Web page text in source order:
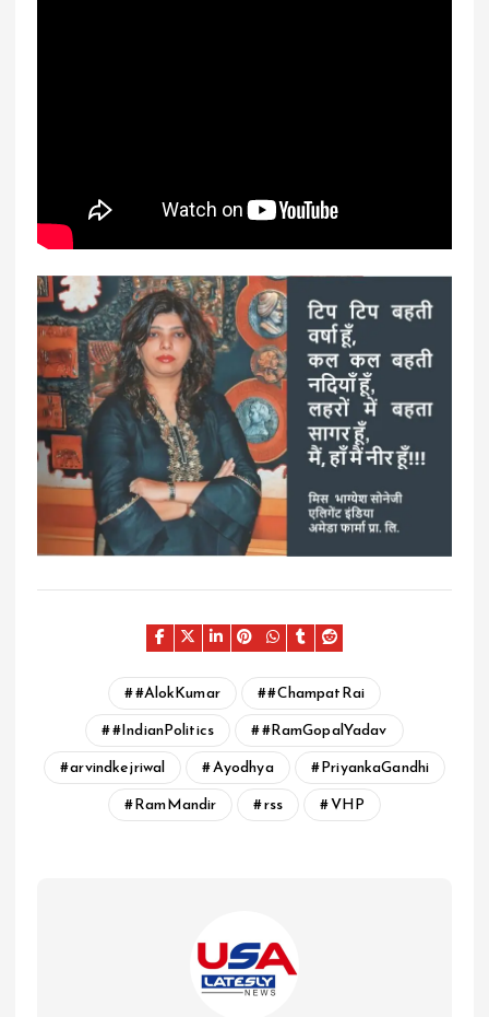
#AlokKumar #ChampatRai
#IndianPolitics #RamGopalYadav
arvindkejriwal Ayodhya PriyankaGandhi
RamMandir rss VHP